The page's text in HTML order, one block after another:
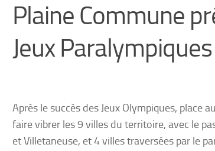
Plaine Commune
Jeux Paralympiques
Après le succès des Jeux Olympiques, place
faire vibrer les 9 villes du territoire, avec le
et Villetaneuse, et 4 villes traversées par le